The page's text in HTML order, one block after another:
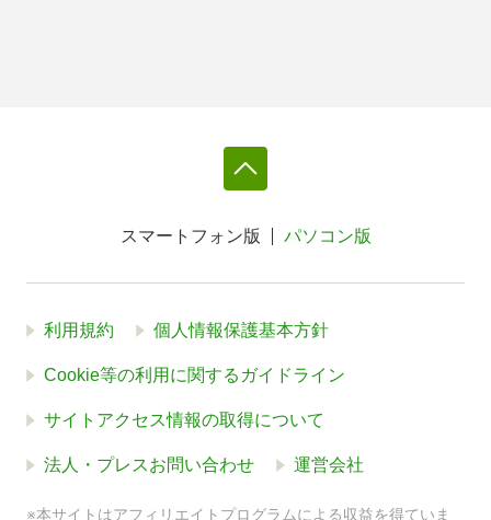
スマートフォン版 パソコン版
利用規約 個人情報保護基本方針
Cookie等の利用に関するガイドライン
サイトアクセス情報の取得について
法人・プレスお問い合わせ 運営会社
※本サイトはアフィリエイトプログラムによる収益を得ていま